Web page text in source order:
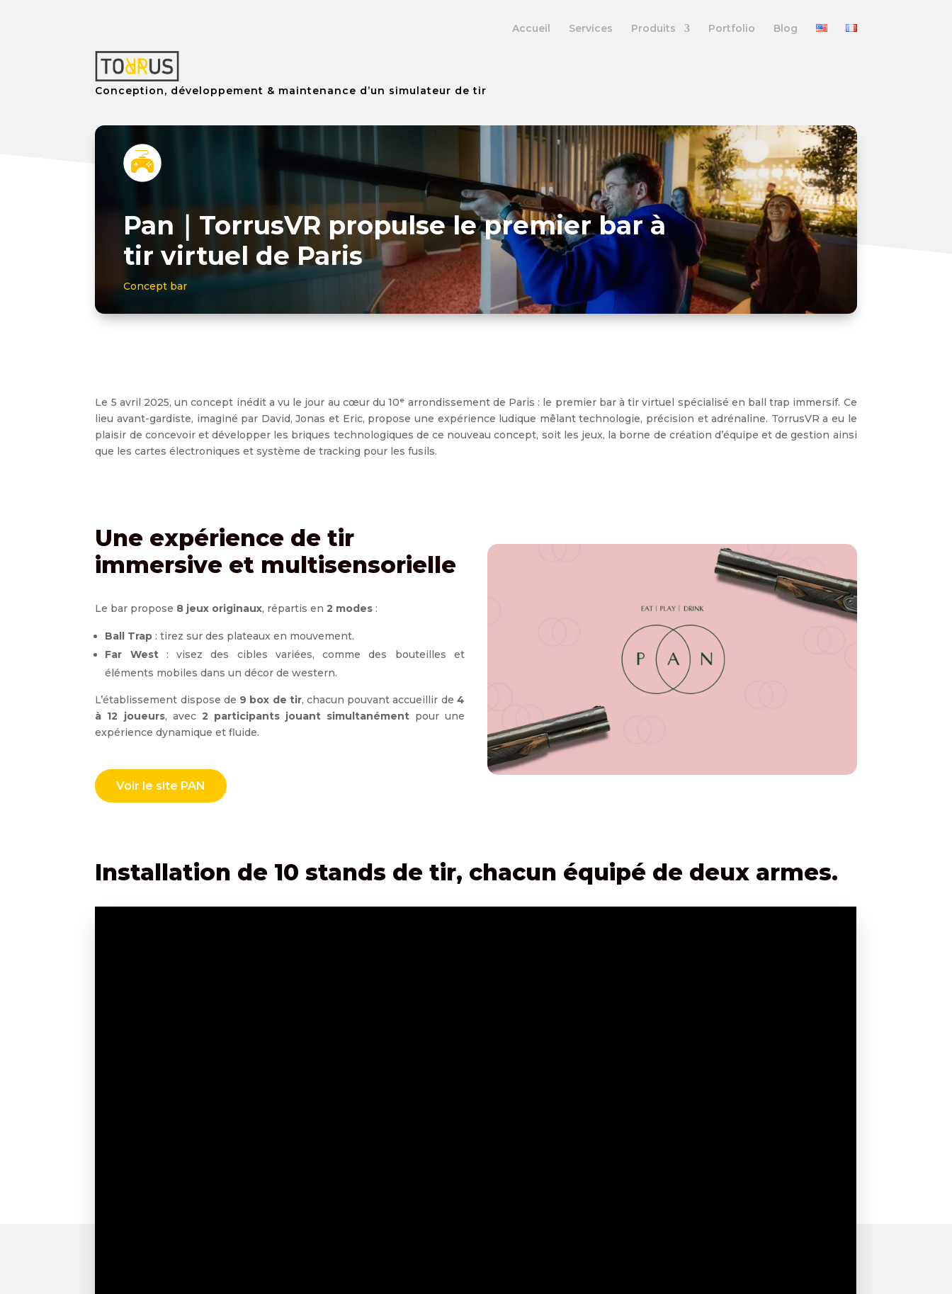
Accueil Services Produits Portfolio Blog
Conception, développement & maintenance d’un simulateur de tir
Pan｜TorrusVR propulse le premier bar à
tir virtuel de Paris
Concept bar
Le 5 avril 2025, un concept inédit a vu le jour au cœur du 10ᵉ arrondissement de Paris : le premier bar à tir virtuel spécialisé en ball trap immersif. Ce
lieuavant-gardiste, imaginé par David, Jonas et Eric, propose une expérience ludique mêlant technologie, précision et adrénaline. TorrusVR a eu le
plaisir de concevoir et développer les briques technologiques de ce nouveau concept, soit les jeux, la borne de création d’équipe et de gestion ainsi
que les cartes électroniques et système de tracking pour les fusils.
Une expérience de tir
immersive et multisensorielle
Le bar propose 8 jeux originaux, répartis en2 modes :
Ball Trap : tirez sur des plateaux en mouvement.
Far West: visez des cibles variées, comme des bouteilles et
éléments mobiles dans un décor de western.
L’établissement dispose de 9 box de tir, chacun pouvant accueillir de 4
à 12 joueurs, avec 2 participants jouant simultanémentpour une
expérience dynamique et fluide.
Voir le site PAN
Installation de 10 stands de tir, chacun équipé de deux armes.